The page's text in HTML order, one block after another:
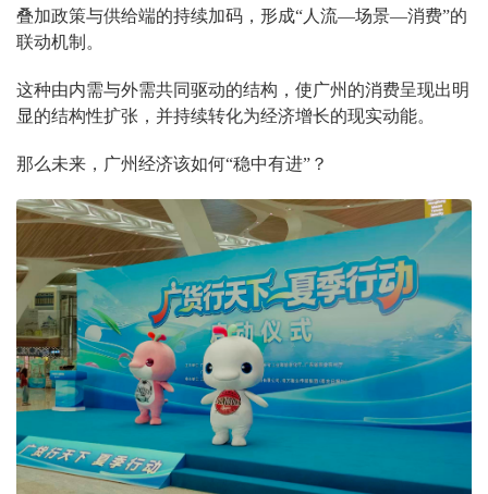
叠加政策与供给端的持续加码，形成“人流—场景—消费”的
联动机制。
这种由内需与外需共同驱动的结构，使广州的消费呈现出明
显的结构性扩张，并持续转化为经济增长的现实动能。
那么未来，广州经济该如何“稳中有进”？